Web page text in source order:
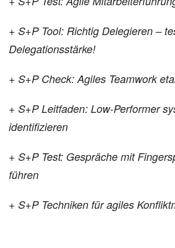
+ S+P Tool: Richtig Delegieren –
Delegationsstärke!
+ S+P Check: Agiles Teamwork
+ S+P Leitfaden: Low-Performer
identifizieren
+ S+P Test: Gespräche mit
führen
+ S+P Techniken für agiles